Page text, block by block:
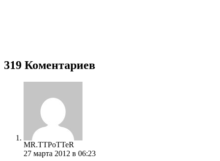
319 Коментариев
MR.TTPoTTeR
27 марта 2012 в 06:23